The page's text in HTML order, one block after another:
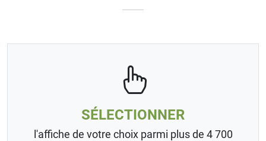
SÉLECTIONNER
l'affiche de votre choix parmi plus de 4 700